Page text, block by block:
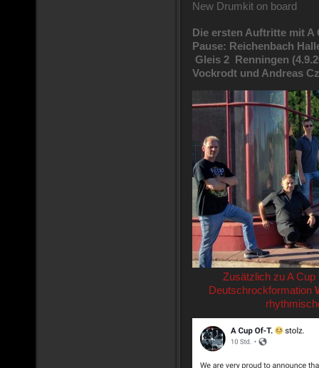
New Drumkit on board
Die ersten Auftritte mit A
Pause: Reichenbach
Gleis 2 Renningen
Vockrodt und Andreas
Zusätzlich zu A
Deutschrockformation